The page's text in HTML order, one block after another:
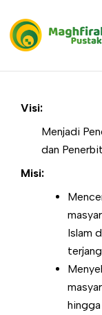
content
Visi:
Menjadi
dan
Misi:
Islam